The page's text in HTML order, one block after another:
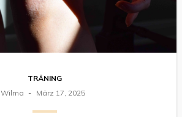
TRÄNING
Wilma
März 17, 2025